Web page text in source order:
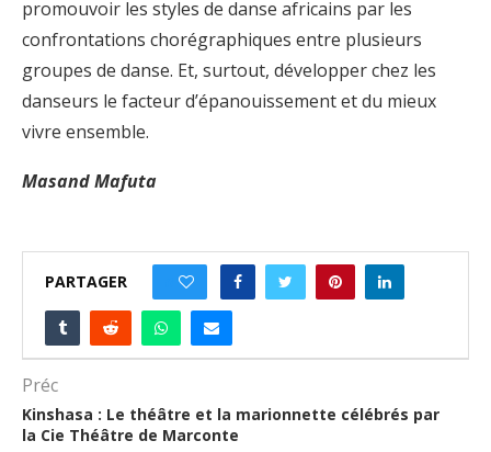
promouvoir les styles de danse africains par les
confrontations chorégraphiques entre plusieurs
groupes de danse. Et, surtout, développer chez les
danseurs le facteur d’épanouissement et du mieux
vivre ensemble.
Masand Mafuta
PARTAGER
Préc
Kinshasa : Le théâtre et la marionnette célébrés par
la Cie Théâtre de Marconte